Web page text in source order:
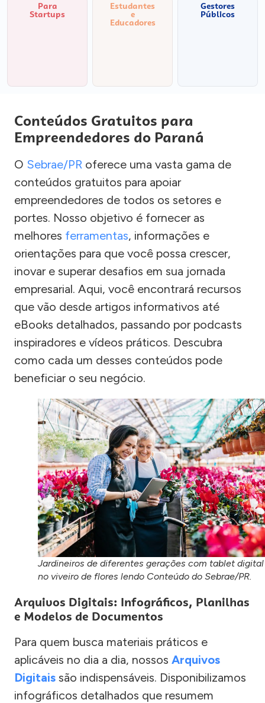
Para
Startups
Estudantes
e
Educadores
Gestores
Públicos
Conteúdos Gratuitos para
Empreendedores do Paraná
O Sebrae/PR oferece uma vasta gama de
conteúdos gratuitos para apoiar
empreendedores de todos os setores e
portes. Nosso objetivo é fornecer as
melhores ferramentas, informações e
orientações para que você possa crescer,
inovar e superar desafios em sua jornada
empresarial. Aqui, você encontrará recursos
que vão desde artigos informativos até
eBooks detalhados, passando por podcasts
inspiradores e vídeos práticos. Descubra
como cada um desses conteúdos pode
beneficiar o seu negócio.
Jardineiros de diferentes gerações com tablet digital
no viveiro de flores lendo Conteúdo do Sebrae/PR.
Arquivos Digitais: Infográficos, Planilhas
e Modelos de Documentos
Para quem busca materiais práticos e
aplicáveis no dia a dia, nossos Arquivos
Digitais são indispensáveis. Disponibilizamos
infográficos detalhados que resumem